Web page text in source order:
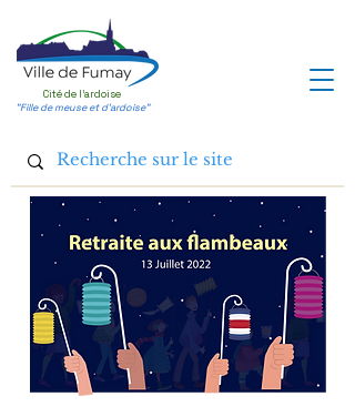
Cité de l'ardoise
"Fille de meuse et d'ardoise"